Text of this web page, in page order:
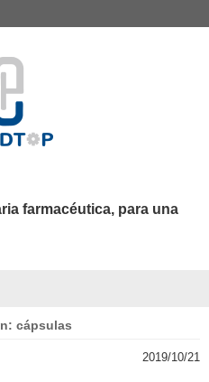
farmacéutica, para una
cápsulas
2019/10/21